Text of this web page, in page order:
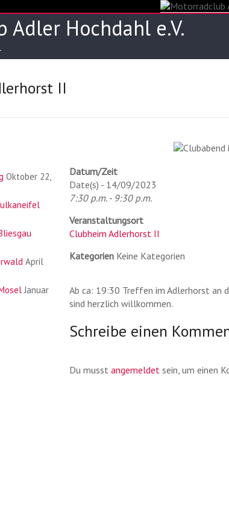
Adler Hochdahl e.V.
II
Datum/Zeit
Date(s) - 14/09/2023
7:30 p.m. - 9:30 p.m.
Veranstaltungsort
Clubheim Adlerhorst II
Kategorien Keine Kategorien
Ab ca: 19:30 Treffen im Adlerhorst an
sind herzlich willkommen.
Schreibe einen
Du musst angemeldet sein, um einen
Oktober 22,
April
Januar